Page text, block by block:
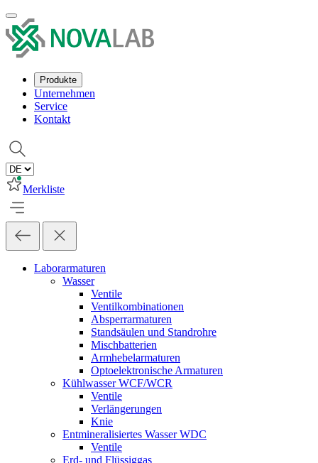
Produkte
Unternehmen
Service
Kontakt
Merkliste
Laborarmaturen
Wasser
Ventile
Ventilkombinationen
Absperrarmaturen
Standsäulen und Standrohre
Mischbatterien
Armhebelarmaturen
Optoelektronische Armaturen
Kühlwasser WCF/WCR
Ventile
Verlängerungen
Knie
Entmineralisiertes Wasser WDC
Ventile
Erd- und Flüssiggas